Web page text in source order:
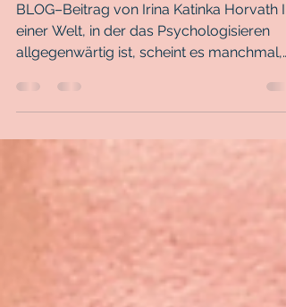
Es ist auch mal gut, mit dem
Psycho-Hype aufzuhören!
BLOG–Beitrag von Irina Katinka Horvath In
einer Welt, in der das Psychologisieren
allgegenwärtig ist, scheint es manchmal,
als sei kein...